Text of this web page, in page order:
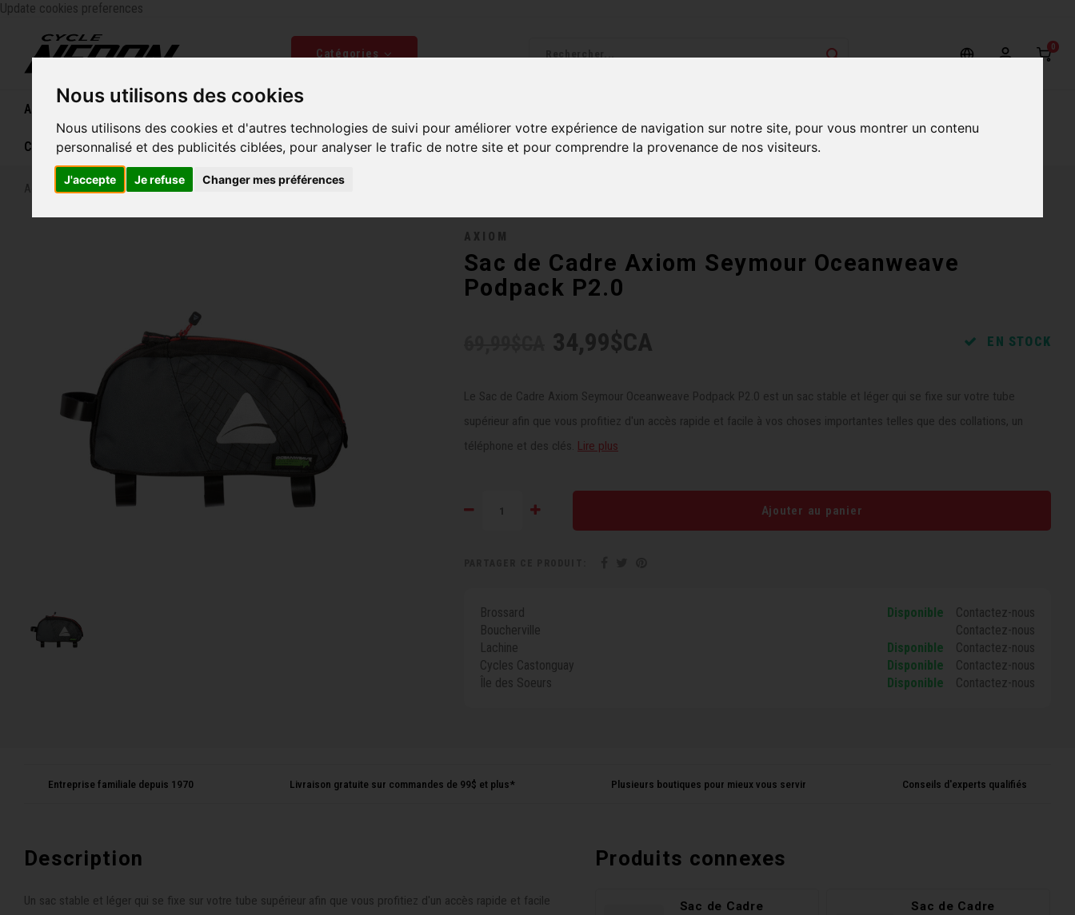
Nous utilisons des cookies
Nous utilisons des cookies et d'autres technologies de suivi pour améliorer votre expérience de navigation sur notre site, pour vous montrer un contenu
personnalisé et des publicités ciblées, pour analyser le trafic de notre site et pour comprendre la provenance de nos visiteurs.
J'accepte Je refuse Changer mes préférences
Update cookies preferences
Catégories 0
Accueil
Carte cadeau
Accueil Sac de Cadre Axiom Seymour Oceanweave Podpack P2.0
AXIOM
Sac de Cadre Axiom Seymour Oceanweave
Podpack P2.0
34,99$CA EN STOCK
Le Sac de Cadre Axiom Seymour Oceanweave Podpack P2.0 est un sac stable et léger qui se fixe sur votre tube
supérieur afin que vous profitiez d'un accès rapide et facile à vos choses importantes telles que des collations, un
téléphone et des clés. Lire plus
Ajouter au panier
Brossard Disponible
Contactez-nous
Boucherville
Contactez-nous
Lachine
Disponible
Contactez-nous
Cycles Castonguay
Disponible
Contactez-nous
Île des Soeurs
Disponible Contactez-nous
Entreprise familiale depuis 1970 Livraison gratuite sur commandes de 99$ et plus* Plusieurs boutiques pour mieux vous servir Conseils d'experts qualifiés
Description
Un sac stable et léger qui se fixe sur votre tube supérieur afin que vous profitiez d'un accès rapide et facile
Produits connexes
Sac de Cadre
Sac de Cadre